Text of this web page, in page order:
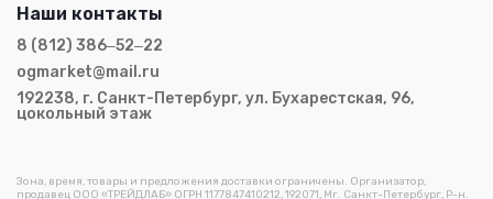
Зона, время, товары и предложения доставки ограничены. Организатор,
продавец ООО «ТРЕЙДЛАБ» ОГРН 1177847410212, 192071, Мг. Санкт-Петербург, Р-н.
Наши контакты
8 (812) 386‒52‒22
ogmarket@mail.ru
192238, г. Санкт-Петербург, ул. Бухарестская, 96,
цокольный этаж